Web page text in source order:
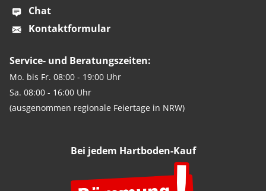
Chat
Kontaktformular
Service- und Beratungszeiten:
Mo. bis Fr. 08:00 - 19:00 Uhr
Sa. 08:00 - 16:00 Uhr
(ausgenommen regionale Feiertage in NRW)
Bei jedem Hartboden-Kauf